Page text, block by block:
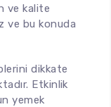
ve kalite
ve bu konuda
dikkate
Etkinlik
yemek